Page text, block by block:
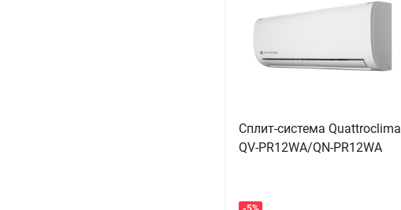
Сплит-система Quattroclima
QV-PR12WA/QN-PR12WA